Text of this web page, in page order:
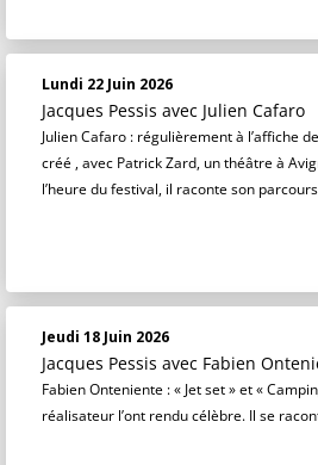
Lundi 22 Juin 2026
Jacques Pessis avec Julien Cafaro
Julien Cafaro : régulièrement à l’affiche
créé , avec Patrick Zard, un théâtre à
l’heure du festival, il raconte son parcours
Jeudi 18 Juin 2026
Jacques Pessis avec Fabien
Fabien Onteniente : « Jet set » et «
réalisateur l’ont rendu célèbre. Il se